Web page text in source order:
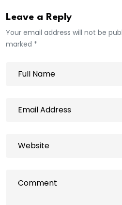
Leave a Reply
Your email address will not be
marked *